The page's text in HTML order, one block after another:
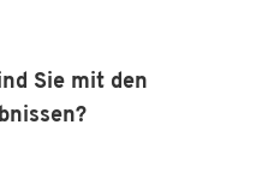
Sie mit den